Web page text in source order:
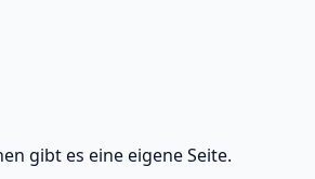
gibt es eine eigene Seite.